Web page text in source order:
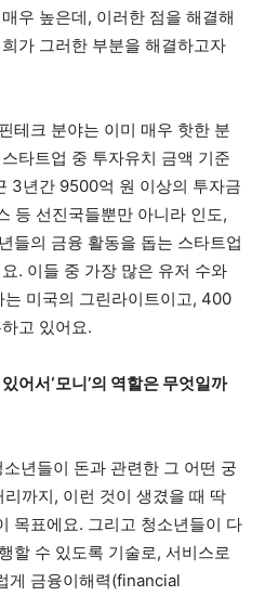
우 높은데, 이러한 점을 해결해
가 그러한 부분을 해결하고자
테크 분야는 이미 매우 핫한 분
타트업 중 투자유치 금액 기준
3년간 9500억 원 이상의 투자금
등 선진국들뿐만 아니라 인도,
들의 금융 활동을 돕는 스타트업
. 이들 중 가장 많은 유저 수와
미국의 그린라이트이고, 400
고 있어요.
어서‘모니’의 역할은 무엇일까
년들이 돈과 관련한 그 어떤 궁
까지, 이런 것이 생겼을 때 딱
목표에요. 그리고 청소년들이 다
할 수 있도록 기술로, 서비스로
게 금융이해력(financial